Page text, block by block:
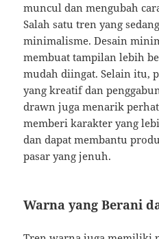
muncul dan mengubah
Salah satu tren yang
minimalisme. Desain
membuat tampilan lebih
mudah diingat. Selain itu,
yang kreatif dan
drawn juga menarik
memberi karakter yang
dan dapat membantu
pasar yang jenuh.
Warna yang Berani